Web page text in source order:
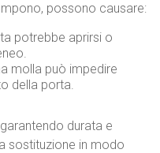
possono causare:
potrebbe aprirsi o
molla può impedire
della porta.
durata e
sostituzione in modo